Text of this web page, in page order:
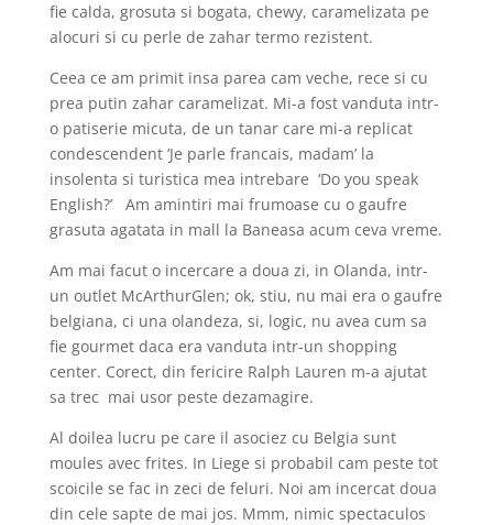
fie calda, grosuta si bogata, chewy, caramelizata pe
alocuri si cu perle de zahar termo rezistent.
Ceea ce am primit insa parea cam veche, rece si cu
prea putin zahar caramelizat. Mi-a fost vanduta intr-
o patiserie micuta, de un tanar care mi-a replicat
condescendent ‘Je parle francais, madam’ la
insolenta si turistica mea intrebare ‘Do you speak
English?’ Am amintiri mai frumoase cu o gaufre
grasuta agatata in mall la Baneasa acum ceva vreme.
Am mai facut o incercare a doua zi, in Olanda, intr-
un outlet McArthurGlen; ok, stiu, nu mai era o gaufre
belgiana, ci una olandeza, si, logic, nu avea cum sa
fie gourmet daca era vanduta intr-un shopping
center. Corect, din fericire Ralph Lauren m-a ajutat
sa trec mai usor peste dezamagire.
Al doilea lucru pe care il asociez cu Belgia sunt
moules avec frites. In Liege si probabil cam peste tot
scoicile se fac in zeci de feluri. Noi am incercat doua
din cele sapte de mai jos. Mmm, nimic spectaculos